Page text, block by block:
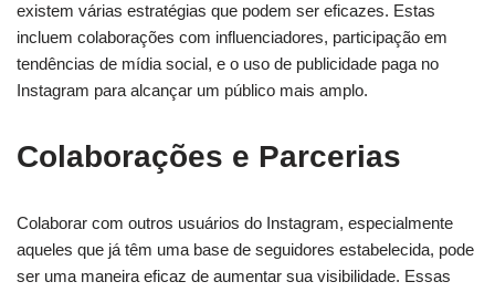
existem várias estratégias que podem ser eficazes. Estas
incluem colaborações com influenciadores, participação em
tendências de mídia social, e o uso de publicidade paga no
Instagram para alcançar um público mais amplo.
Colaborações e Parcerias
Colaborar com outros usuários do Instagram, especialmente
aqueles que já têm uma base de seguidores estabelecida, pode
ser uma maneira eficaz de aumentar sua visibilidade. Essas